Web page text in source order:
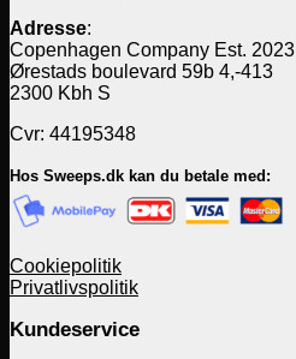
Adresse:
Copenhagen Company Est. 2023
Ørestads boulevard 59b 4,-413
2300 Kbh S
Cvr: 44195348
Hos Sweeps.dk kan du betale med:
Cookiepolitik
Privatlivspolitik
Kundeservice